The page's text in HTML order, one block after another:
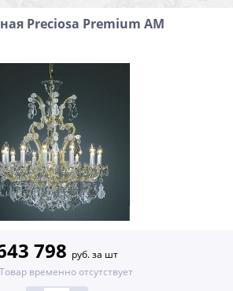
Preciosa Premium AM
798 руб. за шт
Товар временно отсутствует